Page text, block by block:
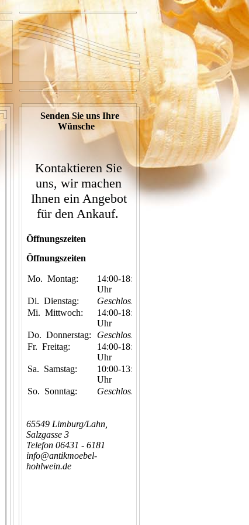
Senden Sie uns Ihre
Wünsche
Kontaktieren Sie
uns, wir machen
Ihnen ein Angebot
für den Ankauf.
Öffnungszeiten
Öffnungszeiten
Mo. Montag:
14:00-18:00
Uhr
Di. Dienstag:
Geschlossen
Mi. Mittwoch:
14:00-18:00
Uhr
Do. Donnerstag:
Geschlossen
Fr. Freitag:
14:00-18:00
Uhr
Sa. Samstag:
10:00-13:00
Uhr
So. Sonntag: Geschlossen
65549 Limburg/Lahn,
Salzgasse 3
Telefon 06431 - 6181
info@antikmoebel-
hohlwein.de